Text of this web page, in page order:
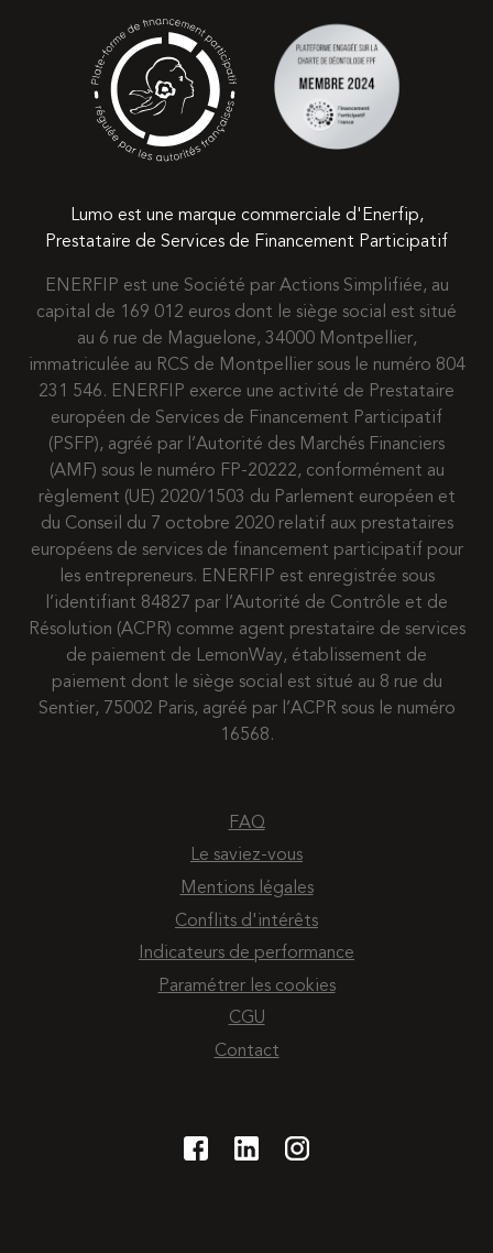
Lumo est une marque commerciale d'Enerfip,
Prestataire de Services de Financement Participatif
ENERFIP est une Société par Actions Simplifiée, au
capital de 169 012 euros dont le siège social est situé
au 6 rue de Maguelone, 34000 Montpellier,
immatriculée au RCS de Montpellier sous le numéro 804
231 546. ENERFIP exerce une activité de Prestataire
européen de Services de Financement Participatif
(PSFP), agréé par l’Autorité des Marchés Financiers
(AMF) sous le numéro FP-20222, conformément au
règlement (UE) 2020/1503 du Parlement européen et
du Conseil du 7 octobre 2020 relatif aux prestataires
européens de services de financement participatif pour
les entrepreneurs. ENERFIP est enregistrée sous
l’identifiant 84827 par l’Autorité de Contrôle et de
Résolution (ACPR) comme agent prestataire de services
de paiement de LemonWay, établissement de
paiement dont le siège social est situé au 8 rue du
Sentier, 75002 Paris, agréé par l’ACPR sous le numéro
16568.
FAQ
Le saviez-vous
Mentions légales
Conflits d'intérêts
Indicateurs de performance
Paramétrer les cookies
CGU
Contact